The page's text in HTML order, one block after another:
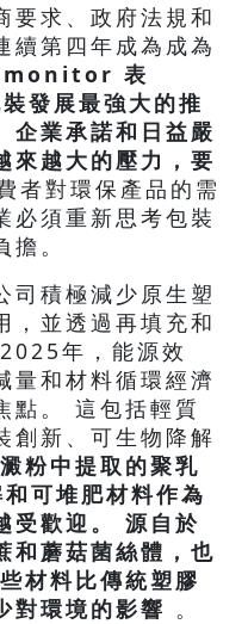
要求、政府法規和
續第四年成為成為
表
發展最強大的推
企業承諾和日益嚴
來越大的壓力，要
者對環保產品的需
必須重新思考包裝
。
司積極減少原生塑
，並透過再填充和
年，能源效
量和材料循環經濟
點。 這包括輕質
創新、可生物降解
粉中提取的聚乳
可堆肥材料作為
受歡迎。 源自於
和蘑菇菌絲體，也
材料比傳統塑膠
對環境的影響 。